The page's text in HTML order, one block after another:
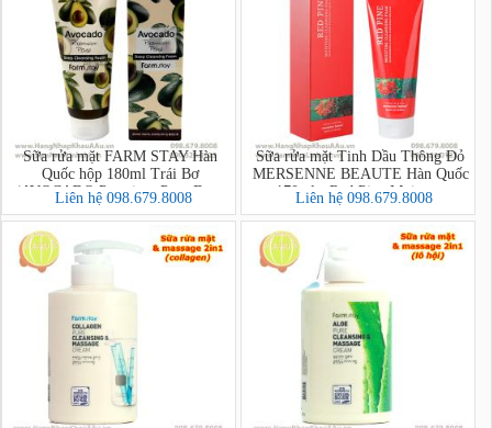
Sữa rửa mặt FARM STAY Hàn
Quốc hộp 180ml Trái Bơ
(AVOCADO Premium Pore Deep
Cleansing Foam)
Liên hệ 098.679.8008
Sữa rửa mặt Tinh Dầu Thông Đỏ
MERSENNE BEAUTE Hàn Quốc
170ml - Red Pine Moisture
Cleansing Foam
Liên hệ 098.679.8008